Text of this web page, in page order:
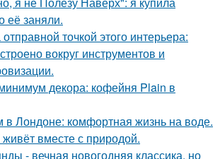
её заняли.
точкой этого интерьера:
вокруг инструментов и
декора: кофейня Plain в
в Лондоне: комфортная жизнь на воде.
вместе с природой.
- вечная новогодняя классика, но